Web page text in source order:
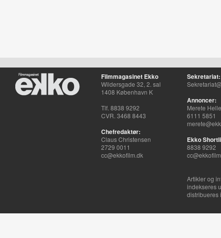
Filmmagasinet Ekko
Wildersgade 32, 2. sal
1408 København K
Tlf. 8838 9292
CVR. 3468 8443
Chefredaktør:
Claus Christensen
2729 0011
cc@ekkofilm.dk
Sekretariat:
Annoncer:
Merete
6111 5851
Ekko
8838 9292
Artikler og
indekseres
distribueres